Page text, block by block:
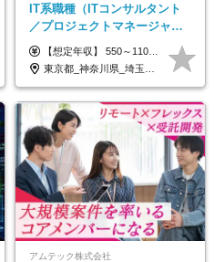
IT系職種（ITコンサルタント
／プロジェクトマネージャー
／ITアーキテクト）
【想定年収】 550～1100万 【想定役職】 課長代理 主任 一般 ※これまでの経験・年齢などを考慮し、当社給与規則に基づき決定します。 ※残業手当 一般社員（定型勤務・フレックスタイム制）の場合：時間外労働連動支給 一般社員（専門業務型裁量労働制）・管理職の場合：なし 裁量労働の場合について裁量労働手当がございますが、超過分の時間外手当の支給はありません。 （固定残業手当ではないため） ※裁量労働手当 一般社員（専門業務型裁量労働制）の場合：別途、裁量労働手当の支給がございます。
東京都_神奈川県_埼玉県_千葉県_大阪府_愛知県_北海道_青森県_岩手県_宮城県_秋田県_山形県_福島県_茨城県_栃木県_群馬県_新潟県_山梨県_長野県_富山県_石川県_福井県_静岡県_岐阜県_三重県_兵庫県_京都府_滋賀県_奈良県_和歌山県_広島県_岡山県_鳥取県_島根県_山口県_徳島県_香川県_愛媛県_高知県_福岡県_熊本県_佐賀県_長崎県_大分県_宮崎県_鹿児島県_沖縄県
アムテック株式会社